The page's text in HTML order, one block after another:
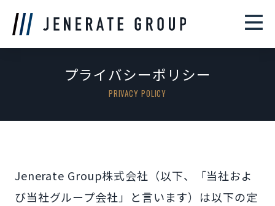
プライバシーポリシー
PRIVACY POLICY
Jenerate Group株式会社（以下、「当社およ
び当社グループ会社」と言います）は以下の定